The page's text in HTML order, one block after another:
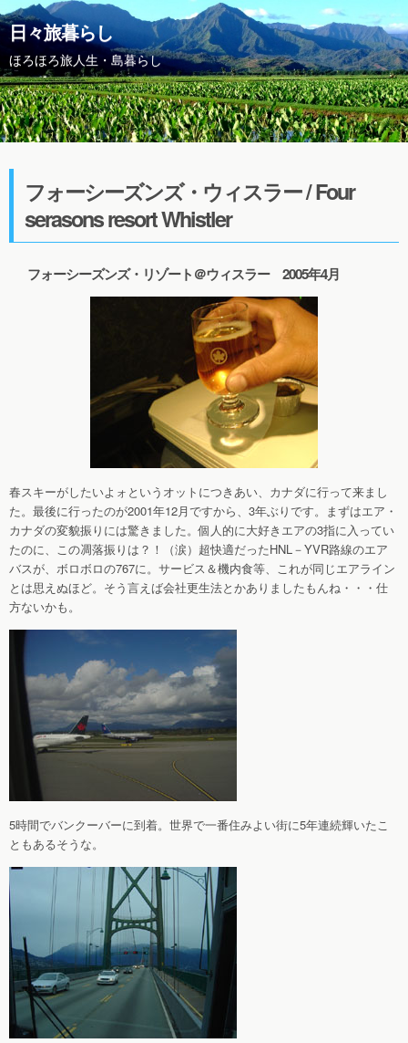
日々旅暮らし
ほろほろ旅人生・島暮らし
フォーシーズンズ・ウィスラー / Four
serasons resort Whistler
フォーシーズンズ・リゾート＠ウィスラー 2005年4月
春スキーがしたいよォというオットにつきあい、カナダに行って来まし
た。最後に行ったのが2001年12月ですから、3年ぶりです。まずはエア・
カナダの変貌振りには驚きました。個人的に大好きエアの3指に入ってい
たのに、この凋落振りは？！（涙）超快適だったHNL－YVR路線のエア
バスが、ボロボロの767に。サービス＆機内食等、これが同じエアライン
とは思えぬほど。そう言えば会社更生法とかありましたもんね・・・仕
方ないかも。
5時間でバンクーバーに到着。世界で一番住みよい街に5年連続輝いたこ
ともあるそうな。